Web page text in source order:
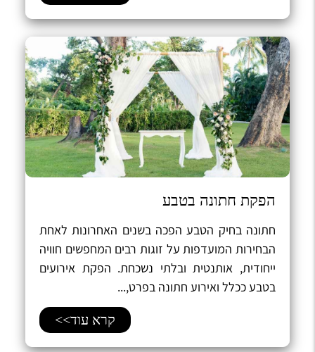
הפקת חתונה בטבע
חתונה בחיק הטבע הפכה בשנים האחרונות לאחת
הבחירות המועדפות על זוגות רבים המחפשים חוויה
ייחודית, אותנטית ובלתי נשכחת. הפקת אירועים
בטבע ככלל ואירוע חתונה בפרט,...
קרא עוד>>